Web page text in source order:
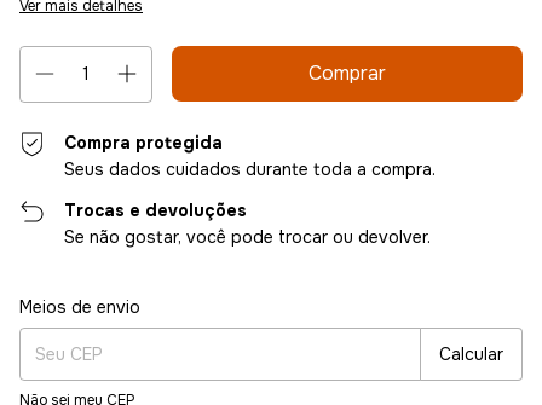
Ver mais detalhes
Compra protegida
Seus dados cuidados durante toda a compra.
Trocas e devoluções
Se não gostar, você pode trocar ou devolver.
Entregas para o CEP:
Meios de envio
Calcular
Não sei meu CEP